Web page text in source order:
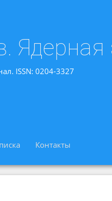
Ядерная
ISSN: 0204-3327
Контакты